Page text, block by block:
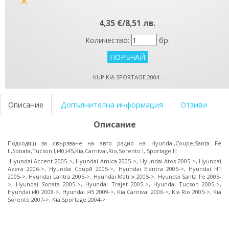
4,35 €/8,51 лв.
Количество: бр.
KUP KIA SPORTAGE 2004-
Описание Допълнителна информация Отзиви
Описание
Подходящ за свързване на авто радио на Hyundai,Coupe,Santa Fe
II,Sonata,Tucson I,i40,i45,Kia,Carnival,Rio,Sorento I, Sportage II:
-Hyundai Accent 2005->, Hyundai Amica 2005->, Hyundai Atos 2005->, Hyundai
Azera 2006->, Hyundai Coupй 2005->, Hyundai Elantra 2005->, Hyundai H1
2005->, Hyundai Lantra 2005->, Hyundai Matrix 2005->, Hyundai Santa Fe 2005-
>, Hyundai Sonata 2005->, Hyundai Trajet 2005->, Hyundai Tucson 2005->,
Hyundai i40 2008->, Hyundai i45 2009->, Kia Carnival 2006->, Kia Rio 2005->, Kia
Sorento 2007->, Kia Sportage 2004->